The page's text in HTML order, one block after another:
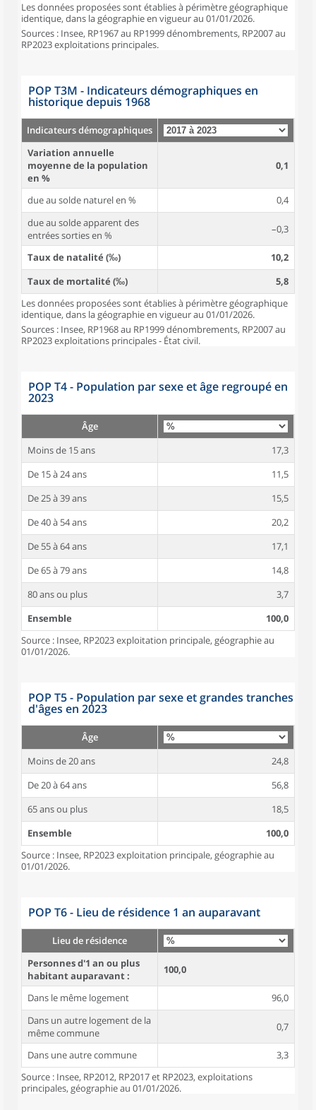
Les données proposées sont établies à périmètre géographique
identique, dans la géographie en vigueur au 01/01/2026.
Sources : Insee, RP1967 au RP1999 dénombrements, RP2007 au
RP2023 exploitations principales.
POP T3M - Indicateurs démographiques en
historique depuis 1968
Indicateurs démographiques
Variation annuelle
moyenne de la population
en %
0,1
due au solde naturel en %
0,4
due au solde apparent des
entrées sorties en %
–0,3
Taux de natalité (‰)
10,2
Taux de mortalité (‰)
5,8
Les données proposées sont établies à périmètre géographique
identique, dans la géographie en vigueur au 01/01/2026.
Sources : Insee, RP1968 au RP1999 dénombrements, RP2007 au
RP2023 exploitations principales - État civil.
POP T4 - Population par sexe et âge regroupé en
2023
Âge
Moins de 15 ans
17,3
De 15 à 24 ans
11,5
De 25 à 39 ans
15,5
De 40 à 54 ans
20,2
De 55 à 64 ans
17,1
De 65 à 79 ans
14,8
80 ans ou plus
3,7
Ensemble
100,0
Source : Insee, RP2023 exploitation principale, géographie au
01/01/2026.
POP T5 - Population par sexe et grandes tranches
d'âges en 2023
Âge
Moins de 20 ans
24,8
De 20 à 64 ans
56,8
65 ans ou plus
18,5
Ensemble
100,0
Source : Insee, RP2023 exploitation principale, géographie au
01/01/2026.
POP T6 - Lieu de résidence 1 an auparavant
Lieu de résidence
Personnes d'1 an ou plus
habitant auparavant :
100,0
Dans le même logement
96,0
Dans un autre logement de la
même commune
0,7
Dans une autre commune
3,3
Source : Insee, RP2012, RP2017 et RP2023, exploitations
principales, géographie au 01/01/2026.